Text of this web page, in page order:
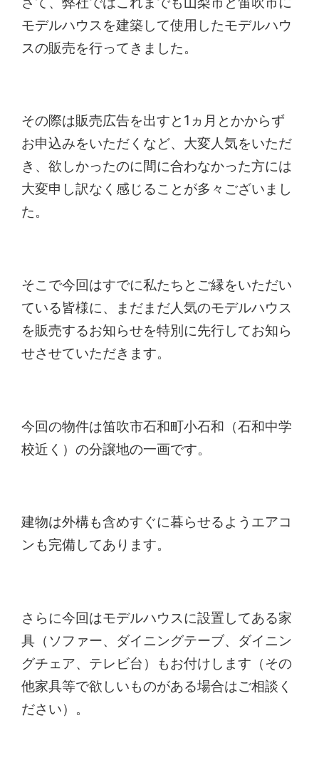
モデルハウスを建築して使用したモデルハウ
スの販売を行ってきました。
その際は販売広告を出すと1ヵ月とかからず
お申込みをいただくなど、大変人気をいただ
き、欲しかったのに間に合わなかった方には
大変申し訳なく感じることが多々ございまし
た。
そこで今回はすでに私たちとご縁をいただい
ている皆様に、まだまだ人気のモデルハウス
を販売するお知らせを特別に先行してお知ら
せさせていただきます。
今回の物件は笛吹市石和町小石和（石和中学
校近く）の分譲地の一画です。
建物は外構も含めすぐに暮らせるようエアコ
ンも完備してあります。
さらに今回はモデルハウスに設置してある家
具（ソファー、ダイニングテーブ、ダイニン
グチェア、テレビ台）もお付けします（その
他家具等で欲しいものがある場合はご相談く
ださい）。